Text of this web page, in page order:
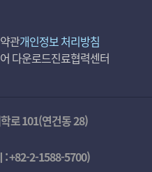
관개인정보 처리방침
다운로드진료협력센터
로 101(연건동 28)
:+82-2-1588-5700)